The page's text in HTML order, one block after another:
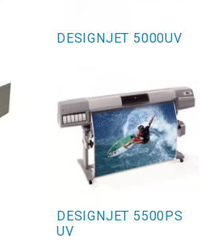
DESIGNJET 5000UV
DESIGNJET 5500PS
UV